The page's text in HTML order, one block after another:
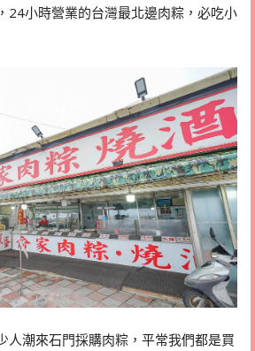
24小時營業的台灣最北邊肉粽，必吃小
人潮來石門採購肉粽，平常我們都是買